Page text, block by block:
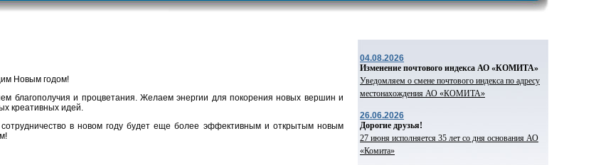
Новым годом!
благополучия и процветания. Желаем энергии для покорения новых вершин и
креативных идей.
в новом году будет еще более эффективным и открытым новым
04.08.2026
Изменение почтового индекса АО «КОМИТА»
Уведомляем о смене почтового индекса по адресу
местонахождения АО «КОМИТА»
26.06.2026
Дорогие друзья!
27 июня исполняется 35 лет со дня основания АО
«Комита»